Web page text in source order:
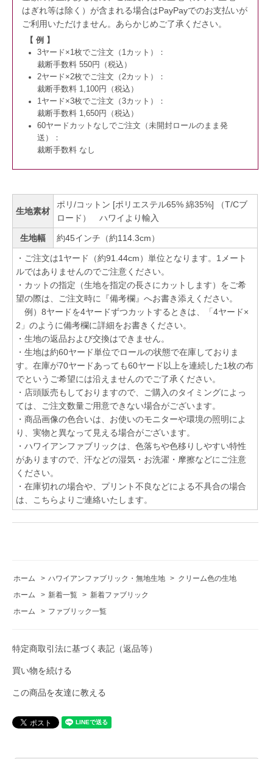
はぎれ等は除く）が含まれる場合はPayPayでのお支払いが
ご利用いただけません。 あらかじめご了承ください。
【 例 】
3ヤード×1枚でご注文（1カット）：
裁断手数料 550円（税込）
2ヤード×2枚でご注文（2カット）：
裁断手数料 1,100円（税込）
1ヤード×3枚でご注文（3カット）：
裁断手数料 1,650円（税込）
60ヤードカットなしでご注文（未開封ロールのまま発
送）：
裁断手数料 なし
生地素材
ポリ/コットン [ポリエステル65% 綿35%] （T/Cブ
ロード） ハワイより輸入
生地幅 約45インチ（約114.3cm）
・ご注文は1ヤード（約91.44cm）単位となります。1メート
ルではありませんのでご注意ください。
・カットの指定（生地を指定の長さにカットします）をご希
望の際は、ご注文時に『備考欄』へお書き添えください。
例）8ヤードを4ヤードずつカットするときは、「4ヤード×
2」のように備考欄に詳細をお書きください。
・生地の返品および交換はできません。
・生地は約60ヤード単位でロールの状態で在庫しておりま
す。在庫が70ヤードあっても60ヤード以上を連続した1枚の布
でというご希望には沿えませんのでご了承ください。
・店頭販売もしておりますので、ご購入のタイミングによっ
ては、ご注文数量ご用意できない場合がございます。
・商品画像の色合いは、お使いのモニターや環境の照明によ
り、実物と異なって見える場合がございます。
・ハワイアンファブリックは、色落ちや色移りしやすい特性
がありますので、汗などの湿気・お洗濯・摩擦などにご注意
ください。
・在庫切れの場合や、プリント不良などによる不具合の場合
は、こちらよりご連絡いたします。
ホーム > ハワイアンファブリック・無地生地 > クリーム色の生地
ホーム
> 新着一覧 > 新着ファブリック
ホーム
> ファブリック一覧
特定商取引法に基づく表記（返品等）
買い物を続ける
この商品を友達に教える